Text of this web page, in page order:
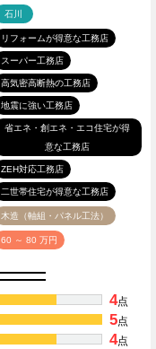
石川
リフォームが得意な工務店
スーパー工務店
高気密高断熱の工務店
地震に強い工務店
省エネ・創エネ・エコ住宅が得
意な工務店
ZEH対応工務店
二世帯住宅が得意な工務店
木造（軸組・パネル工法）
60 ～ 80 万円
4点
5点
4点